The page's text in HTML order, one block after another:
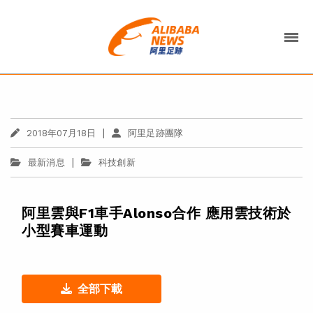
2018年07月18日 | 阿里足跡團隊
最新消息 | 科技創新
阿里雲與F1車手Alonso合作 應用雲技術於
小型賽車運動
全部下載